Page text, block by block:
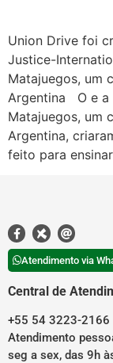
Union Drive foi
Justice-
Matajuegos, um
Argentina O e a
Matajuegos, um
Argentina,
feito para
Atendimento via
Central de
+55 54 3223-2166
Atendimento
seg a sex, das 9h